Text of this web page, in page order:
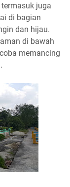
juga
di bagian
dan hijau.
di bawah
memancing